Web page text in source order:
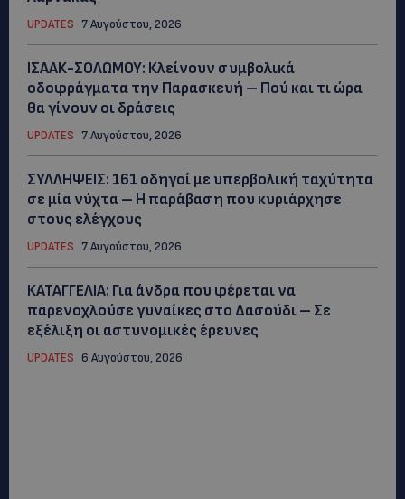
UPDATES 7 Αυγούστου, 2026
ΙΣΑΑΚ-ΣΟΛΩΜΟΥ: Κλείνουν συμβολικά
οδοφράγματα την Παρασκευή – Πού και τι ώρα
θα γίνουν οι δράσεις
UPDATES 7 Αυγούστου, 2026
ΣΥΛΛΗΨΕΙΣ: 161 οδηγοί με υπερβολική ταχύτητα
σε μία νύχτα – Η παράβαση που κυριάρχησε
στους ελέγχους
UPDATES 7 Αυγούστου, 2026
ΚΑΤΑΓΓΕΛΙΑ: Για άνδρα που φέρεται να
παρενοχλούσε γυναίκες στο Δασούδι – Σε
εξέλιξη οι αστυνομικές έρευνες
UPDATES 6 Αυγούστου, 2026